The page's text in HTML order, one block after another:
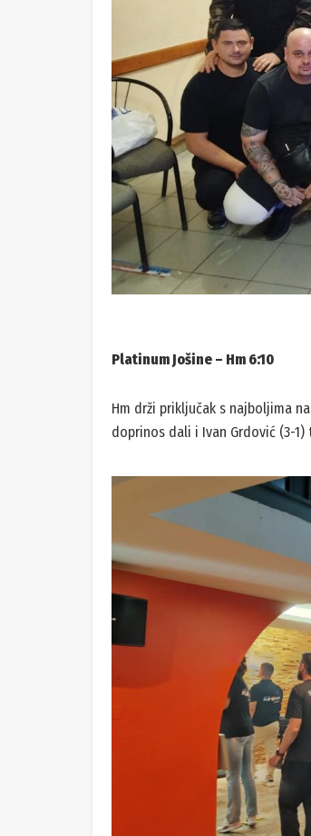
Platinum Jošine – Hm 6:10
Hm drži priključak s najboljima
doprinos dali i Ivan Grdović (3-1)